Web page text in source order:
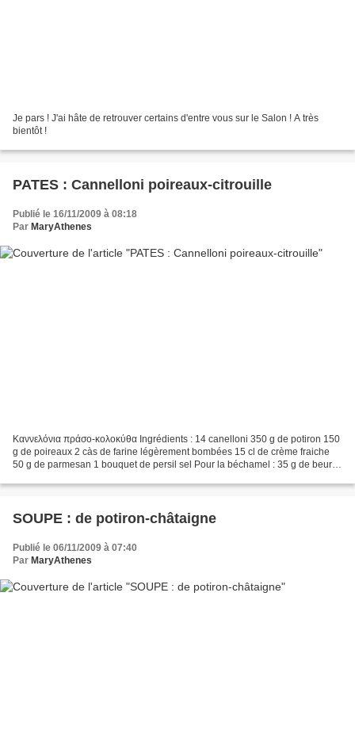
Je pars ! J'ai hâte de retrouver certains d'entre vous sur le Salon ! A très
bientôt !
PATES : Cannelloni poireaux-citrouille
Publié le 16/11/2009 à 08:18
Par MaryAthenes
Καννελόνια πράσο-κολοκύθα Ingrédients : 14 canelloni 350 g de potiron 150
g de poireaux 2 càs de farine légèrement bombées 15 cl de crème fraiche
50 g de parmesan 1 bouquet de persil sel Pour la béchamel : 35 g de beurre
SOUPE : de potiron-châtaigne
Publié le 06/11/2009 à 07:40
Par MaryAthenes